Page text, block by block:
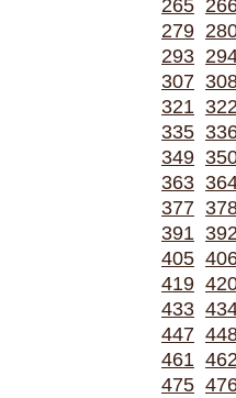
265
279
293
307
321
335
349
363
377
391
405
419
433
447
461
475